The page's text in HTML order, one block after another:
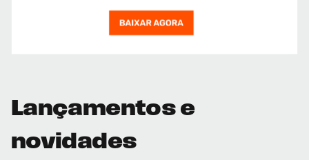
Lançamentos e
novidades